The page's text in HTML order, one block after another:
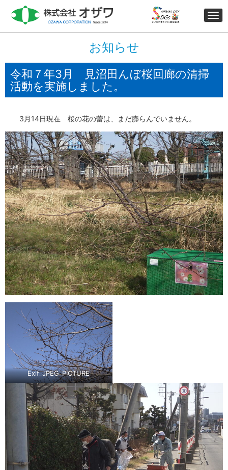
お知らせ
令和７年3月 見沼田んぼ桜回廊の清掃
活動を実施しました。
3月14日現在 桜の花の蕾は、まだ膨らんでいません。
Exif_JPEG_PICTURE